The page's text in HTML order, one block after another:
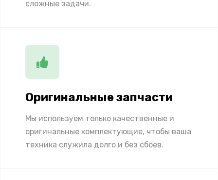
сложные задачи.
Оригинальные запчасти
Мы используем только качественные и
оригинальные комплектующие, чтобы ваша
техника служила долго и без сбоев.